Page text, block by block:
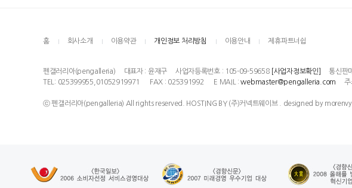
홈 회사소개 이용약관 개인정보 처리방침 이용안내 제휴파트너쉽
펜갤러리아(pengalleria) 대표자 : 윤재구 사업자등록번호 : 105-09-59658 [사업자정보확인]
통신판
TEL: 025399955,01052919971
FAX : 025391992 E MAIL :webmaster@pengalleria.com 주
ⓒ 펜갤러리아(pengalleria) All rights reserved. HOSTING BY (주)커넥트웨이브 . designed by